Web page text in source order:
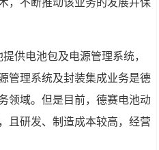
，不断推动该业务的发展并保
供电池包及电源管理系统，
管理系统及封装集成业务是德
领域。但是目前，德赛电池动
且研发、制造成本较高，经营